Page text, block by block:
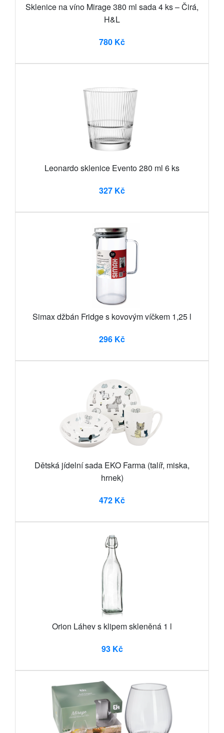
Sklenice na víno Mirage 380 ml sada 4 ks – Čirá,
H&L
780 Kč
Leonardo sklenice Evento 280 ml 6 ks
327 Kč
Simax džbán Fridge s kovovým víčkem 1,25 l
296 Kč
Dětská jídelní sada EKO Farma (talíř, miska,
hrnek)
472 Kč
Orion Láhev s klipem skleněná 1 l
93 Kč